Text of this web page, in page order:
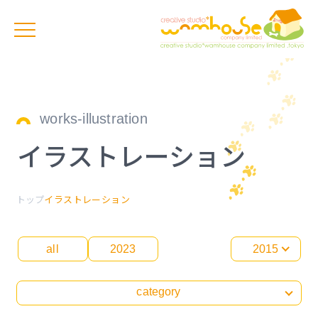
works-illustration
イラストレーション
トップイラストレーション
all 2023 2015
category